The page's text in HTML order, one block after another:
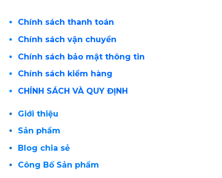
Chính sách thanh toán
Chính sách vận chuyển
Chính sách bảo mật thông tin
Chính sách kiểm hàng
CHÍNH SÁCH VÀ QUY ĐỊNH
Giới thiệu
Sản phẩm
Blog chia sẻ
Công Bố Sản phẩm